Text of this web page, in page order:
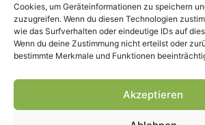
Cookies, um Geräteinformationen zu speichern
zuzugreifen. Wenn du diesen Technologien
wie das Surfverhalten oder eindeutige IDs auf
Wenn du deine Zustimmung nicht erteilst oder
bestimmte Merkmale und Funktionen
Akzeptieren